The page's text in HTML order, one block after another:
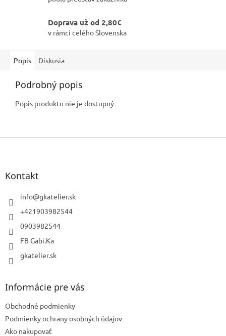
Doprava už od 2,80€
v rámci celého Slovenska
Popis Diskusia
Podrobný popis
Popis produktu nie je dostupný
Z
Kontakt
info@gkatelier.sk
+421903982544
0903982544
FB Gabi.Ka
gkatelier.sk
Informácie pre vás
Obchodné podmienky
Podmienky ochrany osobných údajov
Ako nakupovať